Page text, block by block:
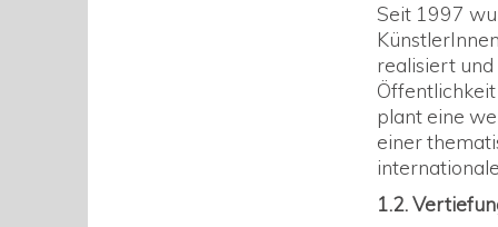
Seit 1997
realisiert
plant eine
einer
1.2.